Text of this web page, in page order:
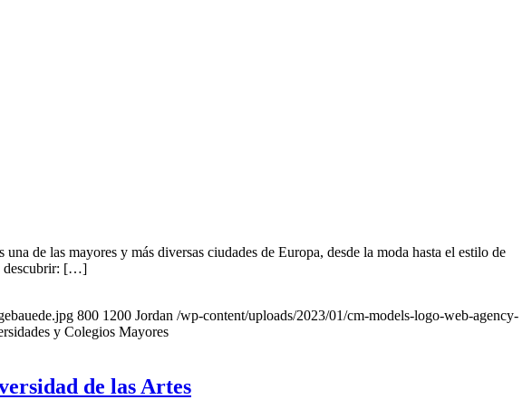
de las mayores y más diversas ciudades de Europa, desde la moda hasta el estilo de
descubrir: […]
800 1200 Jordan /wp-content/uploads/2023/01/cm-models-logo-web-agency-
y Colegios Mayores
de las Artes